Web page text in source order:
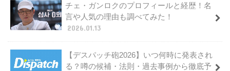
チェ・ガンロクのプロフィールと経歴！名
言や人気の理由も調べてみた！
2026.01.13
【デスパッチ砲2026】いつ何時に発表され
る？噂の候補・法則・過去事例から徹底予